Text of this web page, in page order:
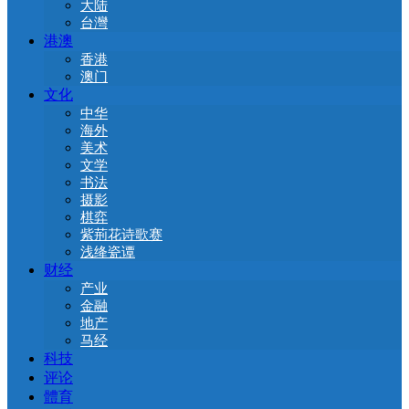
大陆
台灣
港澳
香港
澳门
文化
中华
海外
美术
文学
书法
摄影
棋弈
紫荊花诗歌赛
浅绛瓷谭
财经
产业
金融
地产
马经
科技
评论
體育